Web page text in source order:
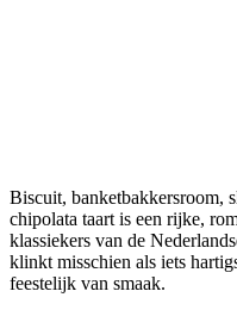
Biscuit, banketbakkersroom,
chipolata taart is een rijke,
klassiekers van de
klinkt misschien als iets
feestelijk van smaak.